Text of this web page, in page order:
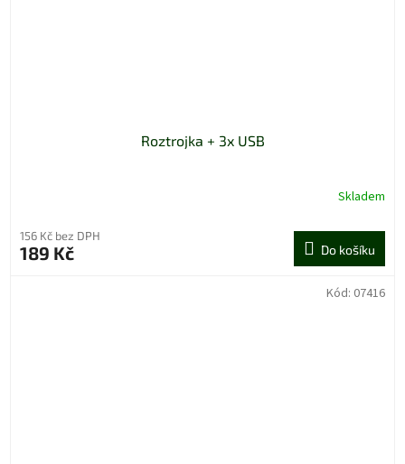
Roztrojka + 3x USB
Skladem
156 Kč bez DPH
189 Kč Do košíku
Kód: 07416